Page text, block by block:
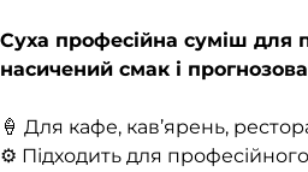
Суха професійна суміш для
насичений смак і
🍦 Для кафе, кав’ярень,
⚙️ Підходить для